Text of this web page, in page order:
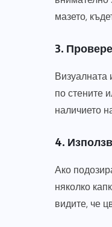
мазето,
3.
Визуалната
по стените
наличието
4.
Ако
няколко
видите, че